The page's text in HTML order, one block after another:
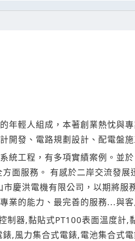
輕人組成，本著創業熱忱與
開發、電路規劃設計、配電盤
統工程，有多項實績案例。並
面服務。 有感於二岸交流發
慶洪電機有限公司，以期將
業的能力、最完善的服務...與客
制器,黏貼式PT100表面溫度
,風力集合式電錶,電池集合式